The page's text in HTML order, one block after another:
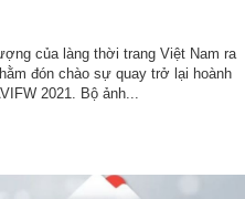
của làng thời trang Việt Nam ra
đón chào sự quay trở lại hoành
2021. Bộ ảnh...